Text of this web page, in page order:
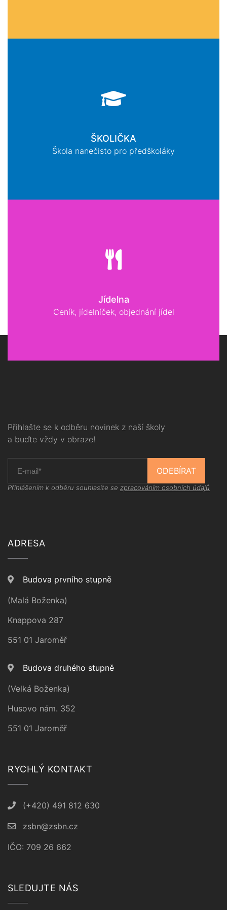
ŠKOLIČKA
Škola nanečisto pro předškoláky
Jídelna
Ceník, jídelníček, objednání jídel
Přihlašte se k odběru novinek z naší školy
a buďte vždy v obraze!
ODEBÍRAT
Přihlášením k odběru souhlasíte se zpracováním osobních údajů
ADRESA
Budova prvního stupně
(Malá Boženka)
Knappova 287
551 01 Jaroměř
Budova druhého stupně
(Velká Boženka)
Husovo nám. 352
551 01 Jaroměř
RYCHLÝ KONTAKT
(+420) 491 812 630
zsbn@zsbn.cz
IČO: 709 26 662
SLEDUJTE NÁS